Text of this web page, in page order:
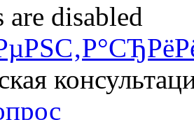
are disabled